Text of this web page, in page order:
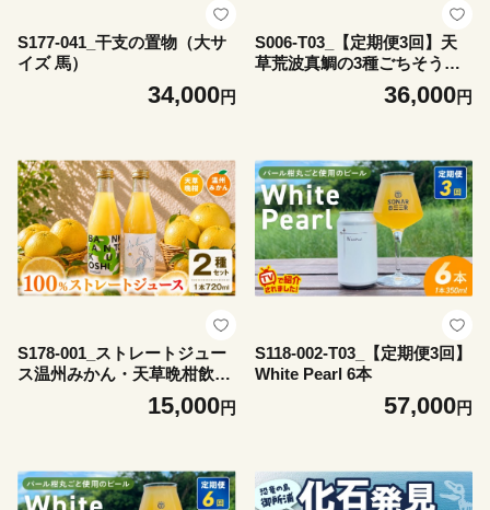
S177-041_干支の置物（大サ
イズ 馬）
34,000円
S006-T03_【定期便3回】天
草荒波真鯛の3種ごちそう定
36,000円
S178-001_ストレートジュー
ス温州みかん・天草晩柑飲み
15,000円
S118-002-T03_【定期便3回】
White Pearl 6本
57,000円